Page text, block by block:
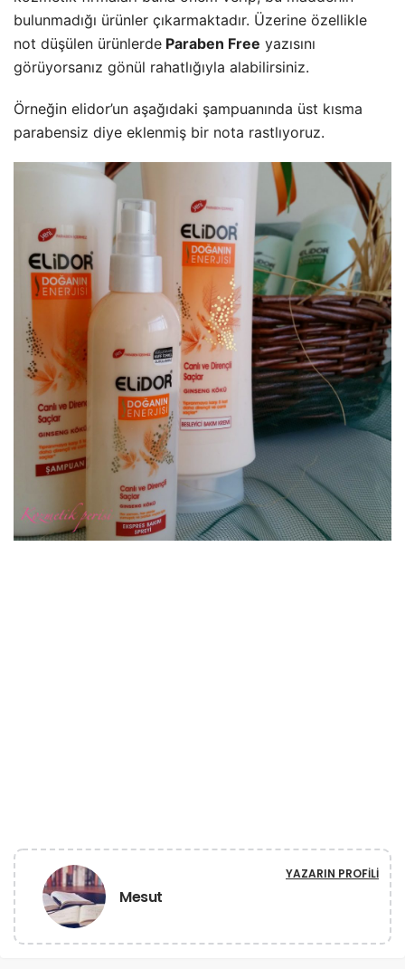
bulunmadığı ürünler çıkarmaktadır. Üzerine özellikle
not düşülen ürünlerde Paraben Free yazısını
görüyorsanız gönül rahatlığıyla alabilirsiniz.
Örneğin elidor’un aşağıdaki şampuanında üst kısma
parabensiz diye eklenmiş bir nota rastlıyoruz.
Mesut
YAZARIN PROFILI